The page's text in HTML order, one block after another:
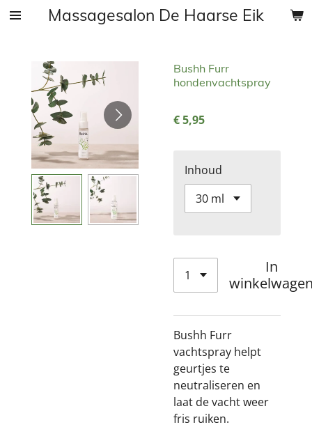
Ga
hoofdinhoud
Massagesalon De Haarse Eik
Bushh Furr
hondenvachtspray
€ 5,95
Inhoud
In
Bushh Furr
vachtspray helpt
geurtjes te
neutraliseren en
laat de vacht weer
fris ruiken.